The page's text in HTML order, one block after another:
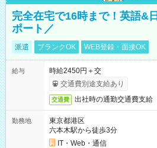
完全在宅で16時まで！英語&
ポート／
派遣 ブランクOK WEB登録・面接OK
給与
時給2450円＋交
交通費別途支給あり
交通費 出社時の通勤交通費支給
勤務地
東京都港区
六本木駅から徒歩3分
IT・Web・通信